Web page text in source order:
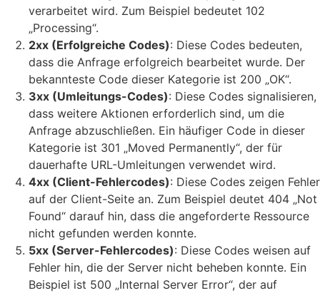
verarbeitet wird. Zum Beispiel bedeutet 102
„Processing“.
2xx (Erfolgreiche Codes): Diese Codes bedeuten,
dass die Anfrage erfolgreich bearbeitet wurde. Der
bekannteste Code dieser Kategorie ist 200 „OK“.
3xx (Umleitungs-Codes): Diese Codes signalisieren,
dass weitere Aktionen erforderlich sind, um die
Anfrage abzuschließen. Ein häufiger Code in dieser
Kategorie ist 301 „Moved Permanently“, der für
dauerhafte URL-Umleitungen verwendet wird.
4xx (Client-Fehlercodes): Diese Codes zeigen Fehler
auf der Client-Seite an. Zum Beispiel deutet 404 „Not
Found“ darauf hin, dass die angeforderte Ressource
nicht gefunden werden konnte.
5xx (Server-Fehlercodes): Diese Codes weisen auf
Fehler hin, die der Server nicht beheben konnte. Ein
Beispiel ist 500 „Internal Server Error“, der auf